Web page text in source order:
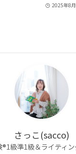
2025年8
さっこ(sacco)
®1級準1級＆ライティン